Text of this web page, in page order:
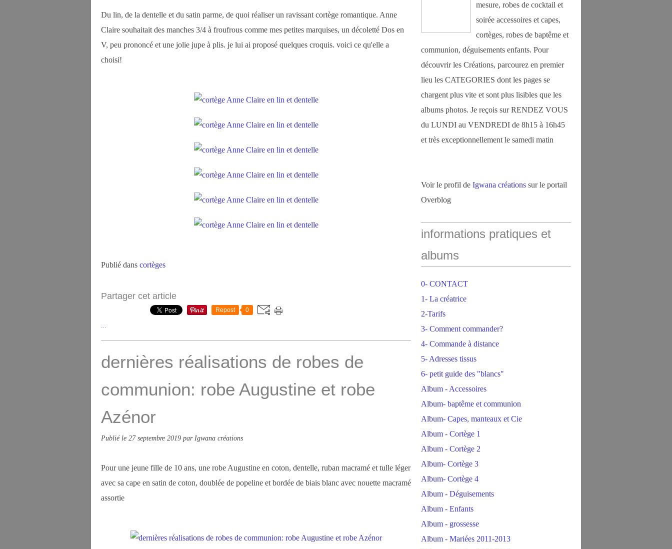
Du lin, de la dentelle et du satin parme, de quoi réaliser un ravissant cortège romantique. Anne
Claire souhaitait des manches 3/4 à froufrous comme mes petites marquises, un décoletté Dos en
V, peu prononcé et une jolie jupe à plis. je lui ai proposé quelques croquis. voici ce qu'elle a
choisi!
Publié dans cortèges
Partager cet article
Repost 0
dernières réalisations de robes de
communion: robe Augustine et robe
Azénor
Publié le 27 septembre 2019 par Igwana créations
Pour une jeune fille de 10 ans, une robe Augustine en coton, dentelle, ruban macramé et tulle léger
avec sa cape en satin de coton, doublée de popeline et bordée de biais blanc avec nouette macramé
assortie
mesure, robes de cocktail et
soirée accessoires et capes,
cortèges, robes de baptême et
communion, déguisements enfants. Pour
découvrir les Créations, parcourez en premier
lieu les CATEGORIES dont les pages se
chargent plus vite et sont plus lisibles que les
albums photos. Je reçois sur RENDEZ VOUS
du LUNDI au VENDREDI de 8h15 à 16h45
et très exceptionnellement le samedi matin
Voir le profil de Igwana créations sur le portail
Overblog
informations pratiques et
albums
0- CONTACT
1- La créatrice
2-Tarifs
3- Comment commander?
4- Commande à distance
5- Adresses tissus
6- petit guide des "blancs"
Album - Accessoires
Album- baptême et communion
Album- Capes, manteaux et Cie
Album - Cortège 1
Album - Cortège 2
Album- Cortège 3
Album- Cortège 4
Album - Déguisements
Album - Enfants
Album - grossesse
Album - Mariées 2011-2013